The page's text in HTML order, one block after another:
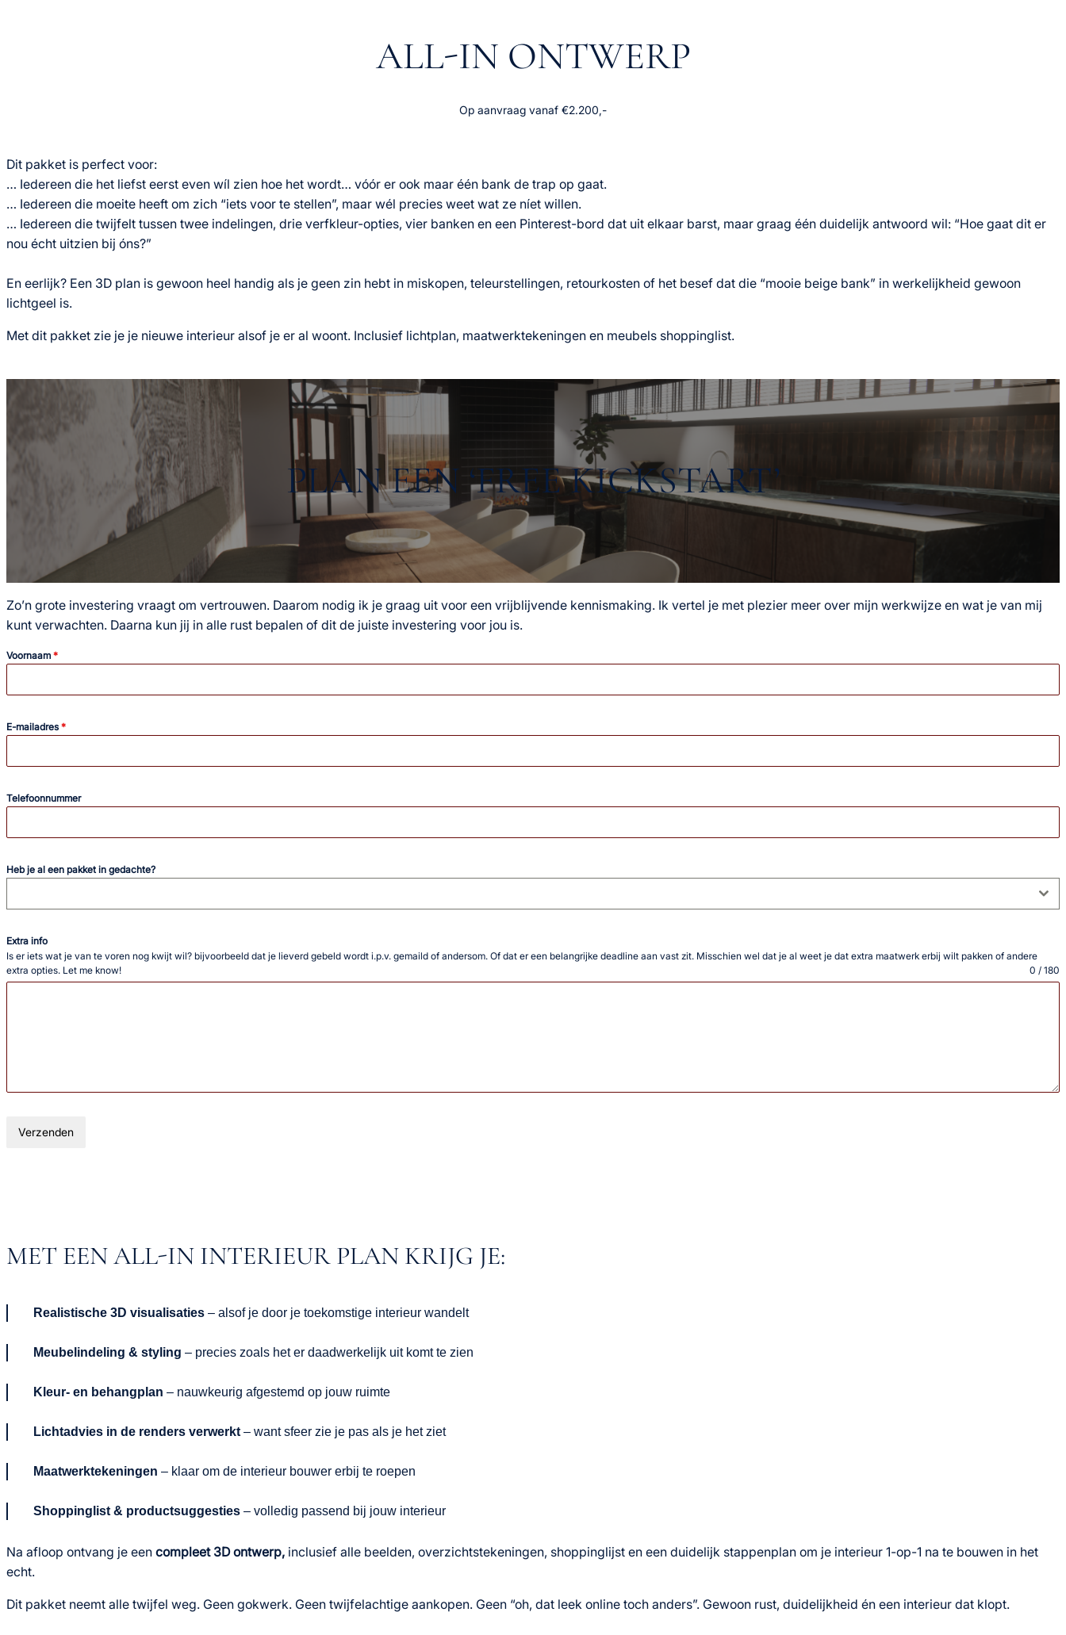
ALL-IN ONTWERP
Op aanvraag vanaf €2.200,-
Dit pakket is perfect voor:
… Iedereen die het liefst eerst even wíl zien hoe het wordt… vóór er ook maar één bank de trap op gaat.
… Iedereen die moeite heeft om zich “iets voor te stellen”, maar wél precies weet wat ze níet willen.
… Iedereen die twijfelt tussen twee indelingen, drie verfkleur-opties, vier banken en een Pinterest-bord dat uit elkaar barst, maar graag één duidelijk antwoord wil: “Hoe gaat dit er
nou écht uitzien bij óns?”
En eerlijk? Een 3D plan is gewoon heel handig als je geen zin hebt in miskopen, teleurstellingen, retourkosten of het besef dat die “mooie beige bank” in werkelijkheid gewoon
lichtgeel is.
Met dit pakket zie je je nieuwe interieur alsof je er al woont. Inclusief lichtplan, maatwerktekeningen en meubels shoppinglist.
PLAN EEN ‘FREE KICKSTART’
Zo’n grote investering vraagt om vertrouwen. Daarom nodig ik je graag uit voor een vrijblijvende kennismaking. Ik vertel je met plezier meer over mijn werkwijze en wat je van mij
kunt verwachten. Daarna kun jij in alle rust bepalen of dit de juiste investering voor jou is.
Voornaam *
E-mailadres *
Telefoonnummer
Heb je al een pakket in gedachte?
Extra info
Is er iets wat je van te voren nog kwijt wil? bijvoorbeeld dat je lieverd gebeld wordt i.p.v. gemaild of andersom. Of dat er een belangrijke deadline aan vast zit. Misschien wel dat je al weet je dat extra maatwerk erbij wilt pakken of andere
extra opties. Let me know!
0 / 180
Verzenden
MET EEN ALL-IN INTERIEUR PLAN KRIJG JE:
Realistische 3D visualisaties – alsof je door je toekomstige interieur wandelt
Meubelindeling & styling – precies zoals het er daadwerkelijk uit komt te zien
Kleur- en behangplan – nauwkeurig afgestemd op jouw ruimte
Lichtadvies in de renders verwerkt – want sfeer zie je pas als je het ziet
Maatwerktekeningen – klaar om de interieur bouwer erbij te roepen
Shoppinglist & productsuggesties – volledig passend bij jouw interieur
Na afloop ontvang je een compleet 3D ontwerp, inclusief alle beelden, overzichtstekeningen, shoppinglijst en een duidelijk stappenplan om je interieur 1-op-1 na te bouwen in het
echt.
Dit pakket neemt alle twijfel weg. Geen gokwerk. Geen twijfelachtige aankopen. Geen “oh, dat leek online toch anders”. Gewoon rust, duidelijkheid én een interieur dat klopt.